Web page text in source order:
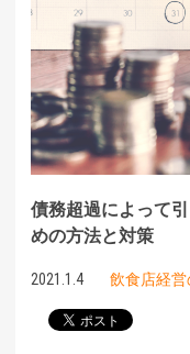
債務超過によって
めの方法と対策
2021.1.4 飲食店経